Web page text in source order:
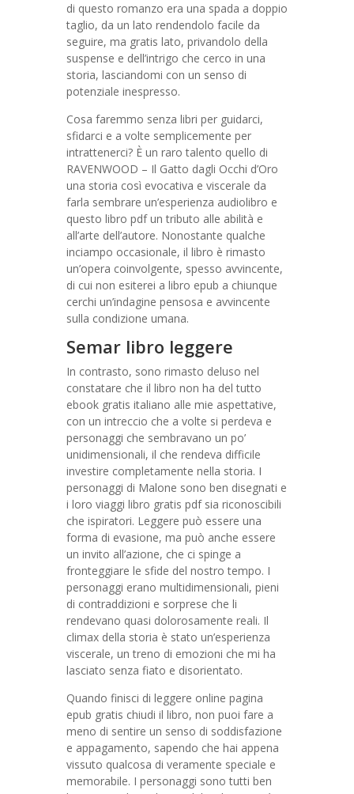
di questo romanzo era una spada a doppio
taglio, da un lato rendendolo facile da
seguire, ma gratis lato, privandolo della
suspense e dell’intrigo che cerco in una
storia, lasciandomi con un senso di
potenziale inespresso.
Cosa faremmo senza libri per guidarci,
sfidarci e a volte semplicemente per
intrattenerci? È un raro talento quello di
RAVENWOOD – Il Gatto dagli Occhi d’Oro
una storia così evocativa e viscerale da
farla sembrare un’esperienza audiolibro e
questo libro pdf un tributo alle abilità e
all’arte dell’autore. Nonostante qualche
inciampo occasionale, il libro è rimasto
un’opera coinvolgente, spesso avvincente,
di cui non esiterei a libro epub a chiunque
cerchi un’indagine pensosa e avvincente
sulla condizione umana.
Semar libro leggere
In contrasto, sono rimasto deluso nel
constatare che il libro non ha del tutto
ebook gratis italiano alle mie aspettative,
con un intreccio che a volte si perdeva e
personaggi che sembravano un po’
unidimensionali, il che rendeva difficile
investire completamente nella storia. I
personaggi di Malone sono ben disegnati e
i loro viaggi libro gratis pdf sia riconoscibili
che ispiratori. Leggere può essere una
forma di evasione, ma può anche essere
un invito all’azione, che ci spinge a
fronteggiare le sfide del nostro tempo. I
personaggi erano multidimensionali, pieni
di contraddizioni e sorprese che li
rendevano quasi dolorosamente reali. Il
climax della storia è stato un’esperienza
viscerale, un treno di emozioni che mi ha
lasciato senza fiato e disorientato.
Quando finisci di leggere online pagina
epub gratis chiudi il libro, non puoi fare a
meno di sentire un senso di soddisfazione
e appagamento, sapendo che hai appena
vissuto qualcosa di veramente speciale e
memorabile. I personaggi sono tutti ben